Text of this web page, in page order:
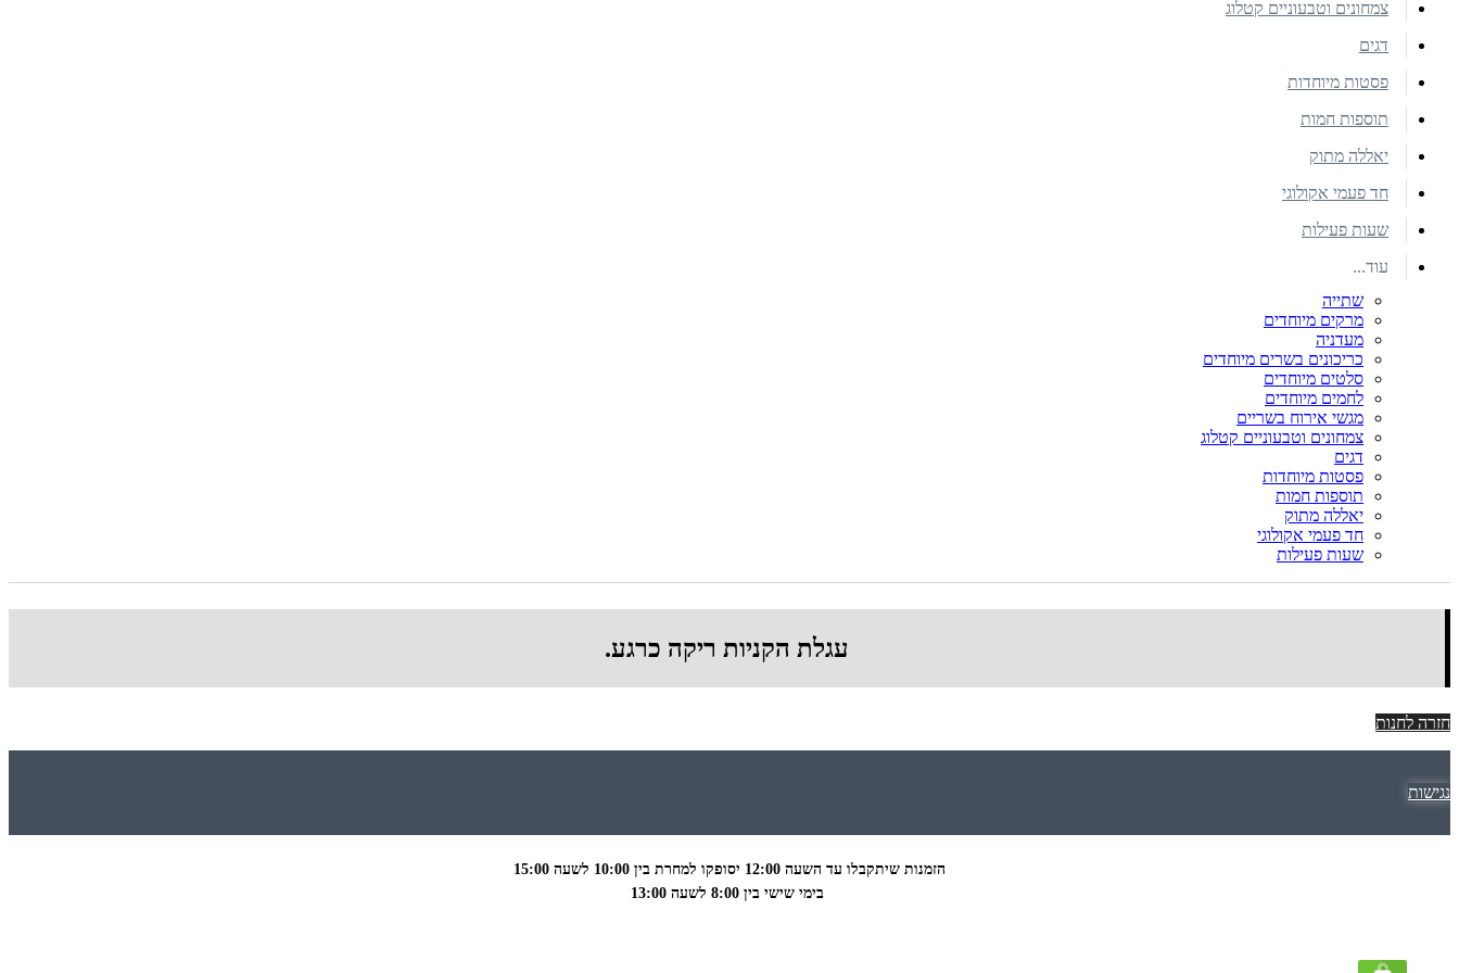
צמחונים וטבעוניים קטלוג
דגים
פסטות מיוחדות
תוספות חמות
יאללה מתוק
חד פעמי אקולוגי
שעות פעילות
עוד...
שתייה
מרקים מיוחדים
מעדניה
כריכונים בשרים מיוחדים
סלטים מיוחדים
לחמים מיוחדים
מגשי אירוח בשריים
צמחונים וטבעוניים קטלוג
דגים
פסטות מיוחדות
תוספות חמות
יאללה מתוק
חד פעמי אקולוגי
שעות פעילות
עגלת הקניות ריקה כרגע.
חזרה לחנות
סתיו: 050-5417448
נגישות
הזמנות שיתקבלו עד השעה 12:00 יסופקו למחרת בין 10:00 לשעה
15:00